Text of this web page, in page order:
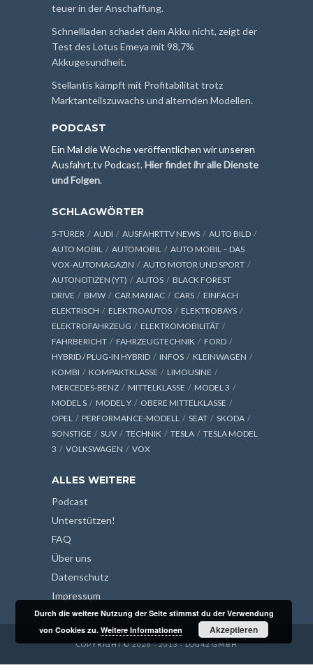
teuer in der Anschaffung.
Schnellladen schadet dem Akku nicht, zeigt der
Test des Lotus Emeya mit 98,7%
Akkugesundheit.
Stellantis kämpft mit Profitabilität trotz
Marktanteilszuwachs und alternden Modellen.
PODCAST
Ein Mal die Woche veröffentlichen wir unseren
Ausfahrt.tv Podcast.Hier findet ihr alle Dienste
und Folgen.
SCHLAGWÖRTER
5-TÜRER AUDI AUSFAHRTTV NEWS
AUTO BILD
AUTO MOBIL
AUTOMOBIL
AUTO MOBIL – DAS
VOX-AUTOMAGAZIN
AUTO MOTOR UND SPORT
AUTONOTIZEN (YT)
AUTOS
BLACK FOREST
DRIVE
BMW CAR MANIAC CARS
EINFACH
ELEKTRISCH
ELEKTROAUTOS
ELEKTROBAYS
ELEKTROFAHRZEUG
ELEKTROMOBILITÄT
FAHRBERICHT
FAHRZEUGTECHNIK
FORD
HYBRID / PLUG-IN HYBRID
INFOS
KLEINWAGEN
KOMBI
KOMPAKTKLASSE
LIMOUSINE
MERCEDES-BENZ
MITTELKLASSE
MODEL 3
MODEL S
MODEL Y
OBERE MITTELKLASSE
OPEL
PERFORMANCE-MODELL SEAT
SKODA
SONSTIGE
SUV TECHNIK TESLA
TESLA MODEL
3
VOLKSWAGEN VOX
ALLES WEITERE
Podcast
Unterstützen!
FAQ
Über uns
Datenschutz
Impressum
COPYRIGHT © 2026 - 2013 - LOG42 GMBH
Durch die weitere Nutzung der Seite stimmst du der Verwendung
von Cookies zu.Weitere Informationen Akzeptieren